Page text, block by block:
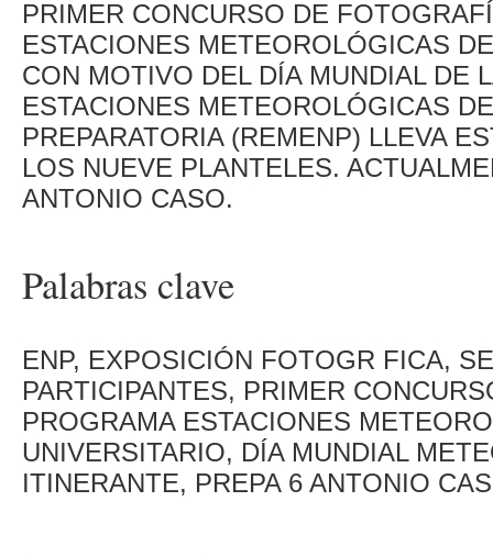
PRIMER CONCURSO DE
ESTACIONES METEOROLÓGICAS
CON MOTIVO DEL DÍA MUNDIAL DE
ESTACIONES METEOROLÓGICAS
PREPARATORIA (REMENP) LLEVA
LOS NUEVE PLANTELES.
ANTONIO CASO.
Palabras clave
ENP, EXPOSICIÓN FOTOGR FICA,
PARTICIPANTES, PRIMER
PROGRAMA ESTACIONES
UNIVERSITARIO, DÍA MUNDIAL
ITINERANTE, PREPA 6 ANTONIO